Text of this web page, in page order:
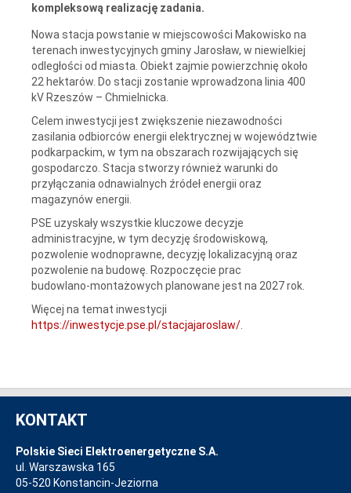
kompleksową realizację zadania.
Nowa stacja powstanie w miejscowości Makowisko na
terenach inwestycyjnych gminy Jarosław, w niewielkiej
odległości od miasta. Obiekt zajmie powierzchnię około
22 hektarów. Do stacji zostanie wprowadzona linia 400
kV Rzeszów – Chmielnicka.
Celem inwestycji jest zwiększenie niezawodności
zasilania odbiorców energii elektrycznej w województwie
podkarpackim, w tym na obszarach rozwijających się
gospodarczo. Stacja stworzy również warunki do
przyłączania odnawialnych źródeł energii oraz
magazynów energii.
PSE uzyskały wszystkie kluczowe decyzje
administracyjne, w tym decyzję środowiskową,
pozwolenie wodnoprawne, decyzję lokalizacyjną oraz
pozwolenie na budowę. Rozpoczęcie prac
budowlano‑montażowych planowane jest na 2027 rok.
Więcej na temat inwestycji
https://inwestycje.pse.pl/stacjajaroslaw/
KONTAKT
Polskie Sieci Elektroenergetyczne S.A.
ul. Warszawska 165
05-520 Konstancin-Jeziorna